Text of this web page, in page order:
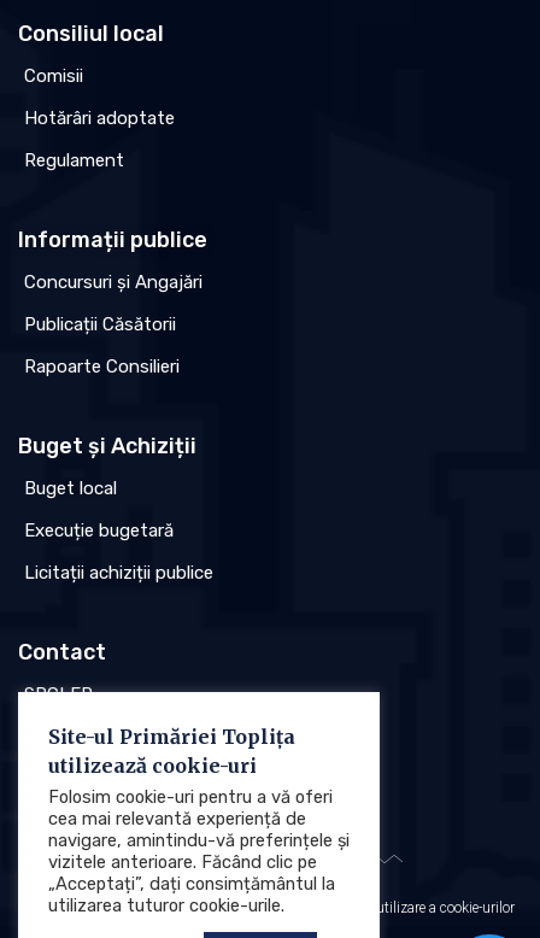
Consiliul local
Comisii
Hotărâri adoptate
Regulament
Informații publice
Concursuri și Angajări
Publicații Căsătorii
Rapoarte Consilieri
Buget și Achiziții
Buget local
Execuție bugetară
Licitații achiziții publice
Contact
SPCLEP
Stare civilă
Poliția locală
Protecția datelor cu caracter personal (GDPR) Politica de utilizare a cookie-urilor
Site-ul Primăriei Toplița
utilizează cookie-uri
Folosim cookie-uri pentru a vă oferi
cea mai relevantă experiență de
navigare, amintindu-vă preferințele și
vizitele anterioare. Făcând clic pe
„Acceptați”, dați consimțământul la
utilizarea tuturor cookie-urile.